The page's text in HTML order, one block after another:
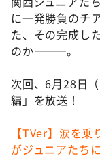
に一発勝負のチ
た、その完成し
のか―――。
次回、6月28日
編」を放送！
【TVer】涙を
がジュニアたち